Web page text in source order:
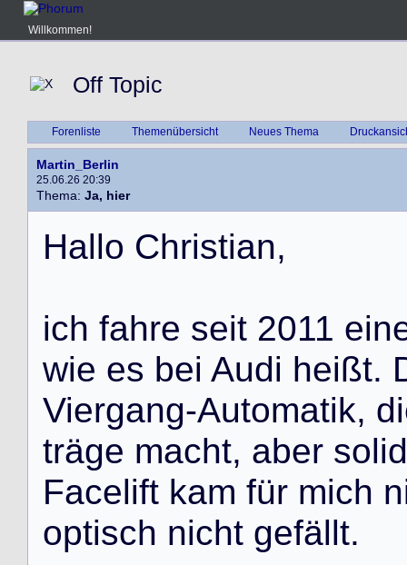
Willkommen!
Off Topic
Forenliste Themenübersicht Neues Thema
Martin_Berlin
25.06.26 20:39
Thema: Ja, hier
Hallo Christian,
ich fahre seit 2011 ein
wie es bei Audi heißt.
Viergang-Automatik, di
träge macht, aber solid
Facelift kam für mich n
optisch nicht gefällt.